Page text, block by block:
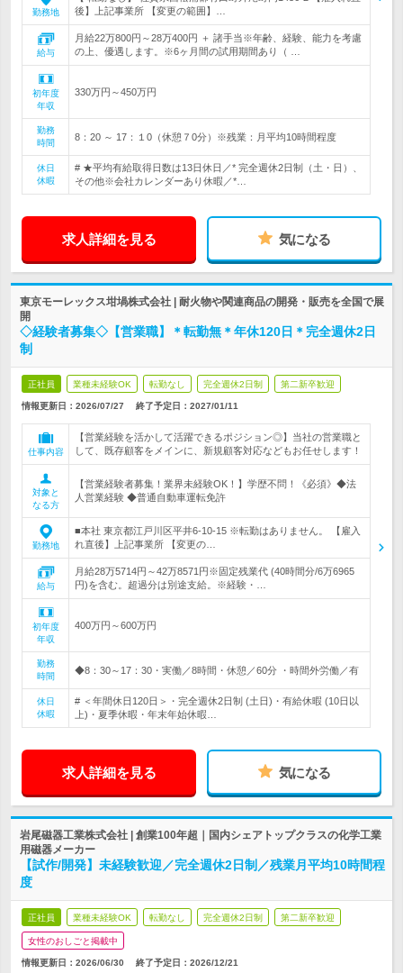
勤務地
後】上記事業所 【変更の範囲】…
給与
月給22万800円～28万400円 ＋ 諸手当※年齢、経験、能力を考慮
の上、優遇します。※6ヶ月間の試用期間あり（ …
初年度
年収
330万円～450万円
勤務
時間
8：20 ～ 17：１0（休憩７0分）※残業：月平均10時間程度
休日
休暇
# ★平均有給取得日数は13日休日／* 完全週休2日制（土・日）、
その他※会社カレンダーあり休暇／*…
求人詳細を見る 気になる
東京モーレックス坩堝株式会社 | 耐火物や関連商品の開発・販売を全国で展
開
◇経験者募集◇【営業職】＊転勤無＊年休120日＊完全週休2日
制
正社員 業種未経験OK 転勤なし 完全週休2日制 第二新卒歓迎
情報更新日：2026/07/27 終了予定日： 2027/01/11
仕事内容
【営業経験を活かして活躍できるポジション◎】当社の営業職と
して、既存顧客をメインに、新規顧客対応などもお任せします！
対象と
なる方
【営業経験者募集！業界未経験OK！】学歴不問！《必須》◆法
人営業経験 ◆普通自動車運転免許
勤務地
■本社 東京都江戸川区平井6-10-15 ※転勤はありません。 【雇入
れ直後】上記事業所 【変更の…
給与
月給28万5714円～42万8571円※固定残業代 (40時間分/6万6965
円)を含む。超過分は別途支給。※経験・…
初年度
年収
400万円～600万円
勤務
時間
◆8：30～17：30・実働／8時間・休憩／60分 ・時間外労働／有
休日
休暇
# ＜年間休日120日＞・完全週休2日制 (土日)・有給休暇 (10日以
上)・夏季休暇・年末年始休暇…
求人詳細を見る 気になる
岩尾磁器工業株式会社 | 創業100年超｜国内シェアトップクラスの化学工業
用磁器メーカー
【試作/開発】未経験歓迎／完全週休2日制／残業月平均10時間程
度
正社員 業種未経験OK 転勤なし 完全週休2日制 第二新卒歓迎
女性のおしごと掲載中
情報更新日：2026/06/30 終了予定日： 2026/12/21